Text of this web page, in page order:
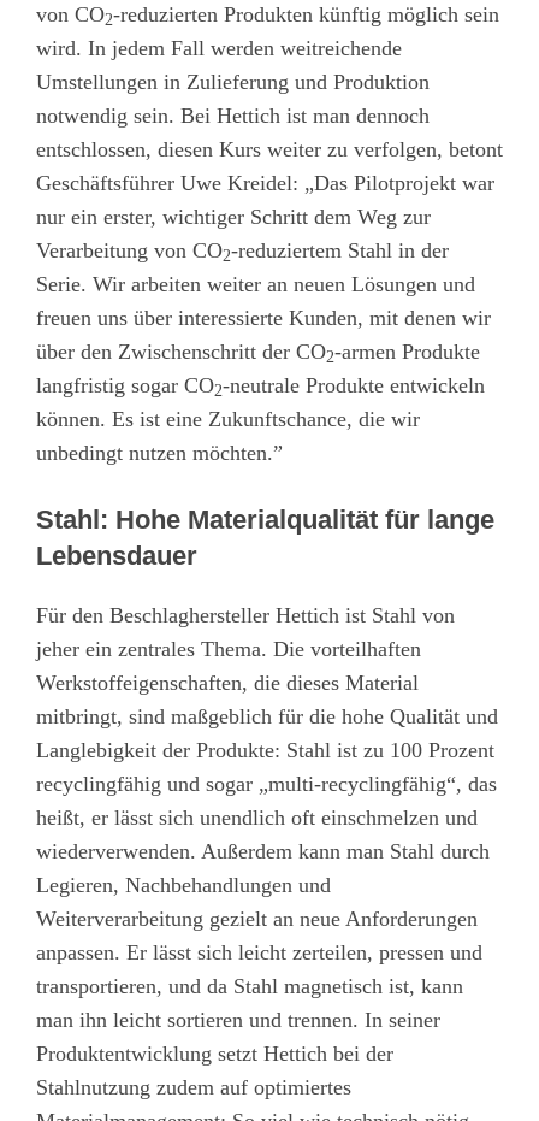
von CO2-reduzierten Produkten künftig möglich sein
wird. In jedem Fall werden weitreichende
Umstellungen in Zulieferung und Produktion
notwendig sein. Bei Hettich ist man dennoch
entschlossen, diesen Kurs weiter zu verfolgen, betont
Geschäftsführer Uwe Kreidel: „Das Pilotprojekt war
nur ein erster, wichtiger Schritt dem Weg zur
Verarbeitung von CO2-reduziertem Stahl in der
Serie. Wir arbeiten weiter an neuen Lösungen und
freuen uns über interessierte Kunden, mit denen wir
über den Zwischenschritt der CO2-armen Produkte
langfristig sogar CO2-neutrale Produkte entwickeln
können. Es ist eine Zukunftschance, die wir
unbedingt nutzen möchten.”
Stahl: Hohe Materialqualität für lange
Lebensdauer
Für den Beschlaghersteller Hettich ist Stahl von
jeher ein zentrales Thema. Die vorteilhaften
Werkstoffeigenschaften, die dieses Material
mitbringt, sind maßgeblich für die hohe Qualität und
Langlebigkeit der Produkte: Stahl ist zu 100 Prozent
recyclingfähig und sogar „multi-recyclingfähig“, das
heißt, er lässt sich unendlich oft einschmelzen und
wiederverwenden. Außerdem kann man Stahl durch
Legieren, Nachbehandlungen und
Weiterverarbeitung gezielt an neue Anforderungen
anpassen. Er lässt sich leicht zerteilen, pressen und
transportieren, und da Stahl magnetisch ist, kann
man ihn leicht sortieren und trennen. In seiner
Produktentwicklung setzt Hettich bei der
Stahlnutzung zudem auf optimiertes